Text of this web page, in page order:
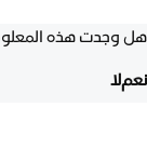
هل وجدت هذه
نعملا